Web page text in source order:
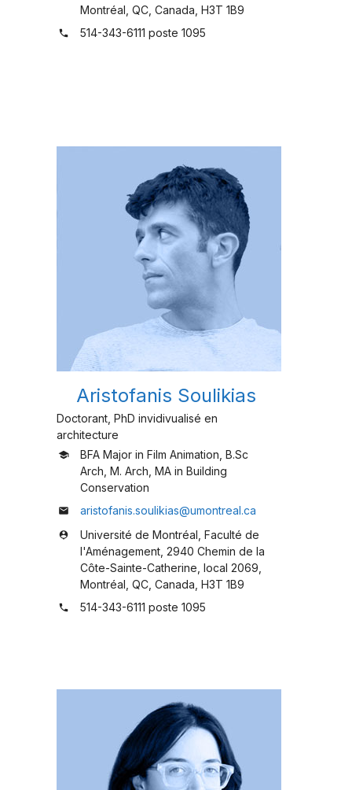
Montréal, QC, Canada, H3T 1B9
phone 514-343-6111 poste 1095
Aristofanis Soulikias
Doctorant, PhD invidivualisé en
architecture
school
BFA Major in Film Animation, B.Sc
Arch, M. Arch, MA in Building
Conservation
mail aristofanis.soulikias@umontreal.ca
person_pin
Université de Montréal, Faculté de
l'Aménagement, 2940 Chemin de la
Côte-Sainte-Catherine, local 2069,
Montréal, QC, Canada, H3T 1B9
phone 514-343-6111 poste 1095